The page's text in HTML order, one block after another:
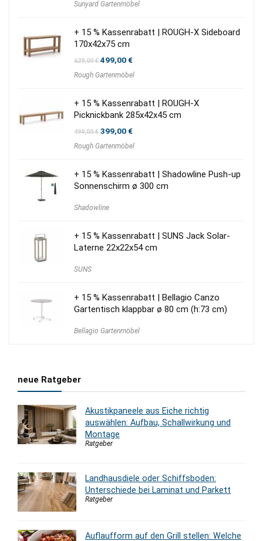
war:
ist:
Sunyard Gartenmöbel
+ 15 % Kassenrabatt | ROUGH-X Sideboard
170x42x75 cm
629,00€ Ursprünglicher
war:
499,00€Aktueller
ist:
Rough Gartenmöbel
+ 15 % Kassenrabatt | ROUGH-X
Picknickbank 285x42x45 cm
499,00€ Ursprünglicher
war:
399,00€Aktueller
ist:
Rough Gartenmöbel
+ 15 % Kassenrabatt | Shadowline Push-up
Sonnenschirm ø 300 cm
Shadowline
+ 15 % Kassenrabatt | SUNS Jack Solar-
Laterne 22x22x54 cm
SUNS
+ 15 % Kassenrabatt | Bellagio Canzo
Gartentisch klappbar ø 80 cm (h:73 cm)
Bellagio Gartenmöbel
neue Ratgeber
Akustikpaneele aus Eiche richtig
auswählen: Aufbau, Schallwirkung und
Montage
Ratgeber
Landhausdiele oder Schiffsboden:
Unterschiede bei Laminat und Parkett
Ratgeber
Auflaufform auf den Grill stellen: Welche